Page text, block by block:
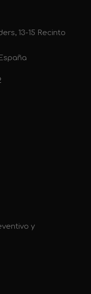
13-15 Recinto
y